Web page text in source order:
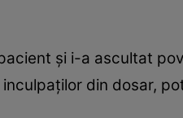
și i-a ascultat
din dosar,